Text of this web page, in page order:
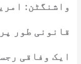
واشنگٹن:
قانونی طور
ایک وفاقی